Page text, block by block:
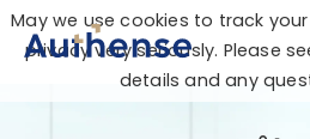
May we use cookies to track
privacy very seriously. Please
details and any